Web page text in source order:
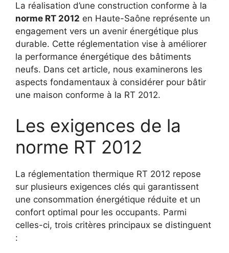
La réalisation d’une construction conforme à la
norme RT 2012 en Haute-Saône représente un
engagement vers un avenir énergétique plus
durable. Cette réglementation vise à améliorer
la performance énergétique des bâtiments
neufs. Dans cet article, nous examinerons les
aspects fondamentaux à considérer pour bâtir
une maison conforme à la RT 2012.
Les exigences de la
norme RT 2012
La réglementation thermique RT 2012 repose
sur plusieurs exigences clés qui garantissent
une consommation énergétique réduite et un
confort optimal pour les occupants. Parmi
celles-ci, trois critères principaux se distinguent
: